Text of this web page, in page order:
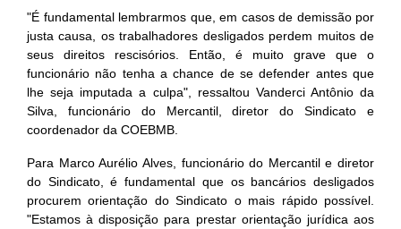
"É fundamental lembrarmos que, em casos de demissão por
justa causa, os trabalhadores desligados perdem muitos de
seus direitos rescisórios. Então, é muito grave que o
funcionário não tenha a chance de se defender antes que
lhe seja imputada a culpa", ressaltou Vanderci Antônio da
Silva, funcionário do Mercantil, diretor do Sindicato e
coordenador da COEBMB.
Para Marco Aurélio Alves, funcionário do Mercantil e diretor
do Sindicato, é fundamental que os bancários desligados
procurem orientação do Sindicato o mais rápido possível.
"Estamos à disposição para prestar orientação jurídica aos